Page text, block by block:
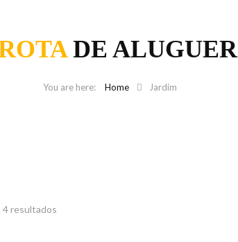
DE ALUGUER
Home Jardim
resultados